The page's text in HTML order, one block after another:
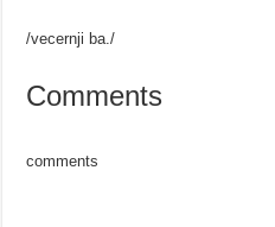
/vecernji ba./
Comments
comments